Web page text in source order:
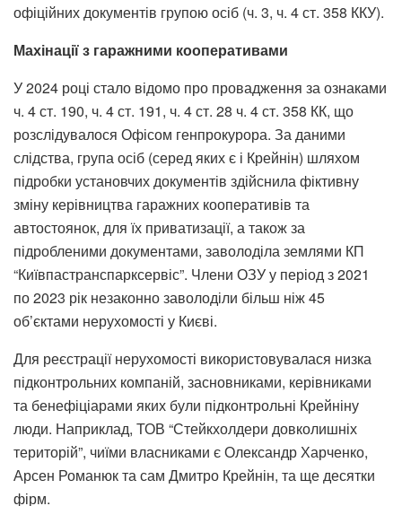
офіційних документів групою осіб (ч. 3, ч. 4 ст. 358 ККУ).
Махінації з гаражними кооперативами
У 2024 році стало відомо про провадження за ознаками
ч. 4 ст. 190, ч. 4 ст. 191, ч. 4 ст. 28 ч. 4 ст. 358 КК, що
розслідувалося Офісом генпрокурора. За даними
слідства, група осіб (серед яких є і Крейнін) шляхом
підробки установчих документів здійснила фіктивну
зміну керівництва гаражних кооперативів та
автостоянок, для їх приватизації, а також за
підробленими документами, заволоділа землями КП
“Київпастранспарксервіс”. Члени ОЗУ у період з 2021
по 2023 рік незаконно заволоділи більш ніж 45
об’єктами нерухомості у Києві.
Для реєстрації нерухомості використовувалася низка
підконтрольних компаній, засновниками, керівниками
та бенефіціарами яких були підконтрольні Крейніну
люди. Наприклад, ТОВ “Стейкхолдери довколишніх
територій”, чиїми власниками є Олександр Харченко,
Арсен Романюк та сам Дмитро Крейнін, та ще десятки
фірм.